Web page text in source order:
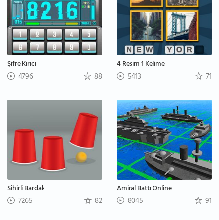
Şifre Kırıcı
4796 88
4 Resim 1 Kelime
5413 71
Sihirli Bardak
7265 82
Amiral Battı Online
8045 91